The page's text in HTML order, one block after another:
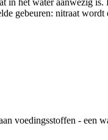
gebeuren: nitraat
voedingsstoffen - een